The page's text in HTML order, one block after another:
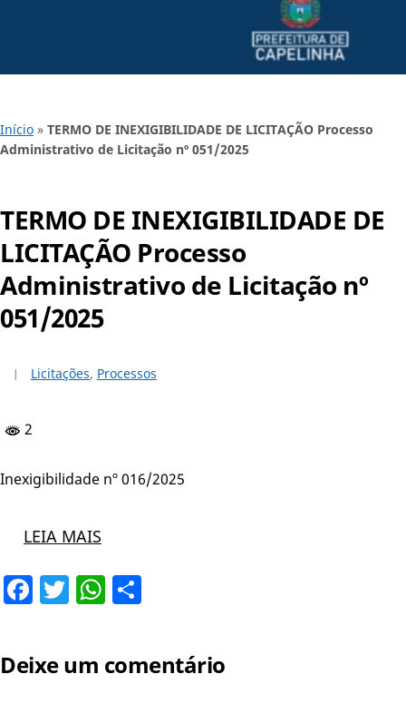
Início » TERMO DE INEXIGIBILIDADE DE LICITAÇÃO Processo
Administrativo de Licitação nº 051/2025
TERMO DE INEXIGIBILIDADE DE
LICITAÇÃO Processo
Administrativo de Licitação nº
051/2025
Licitações, Processos
2
Inexigibilidade nº 016/2025
LEIA MAIS
Facebook
TwitterWhatsApp
Deixe um comentário